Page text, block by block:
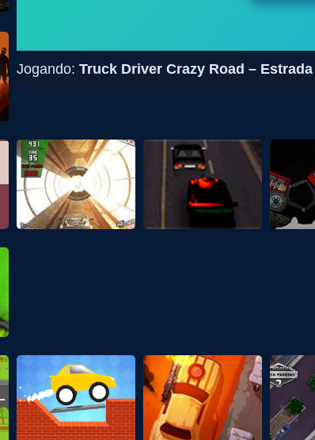
Jogando: Truck Driver Crazy Road –